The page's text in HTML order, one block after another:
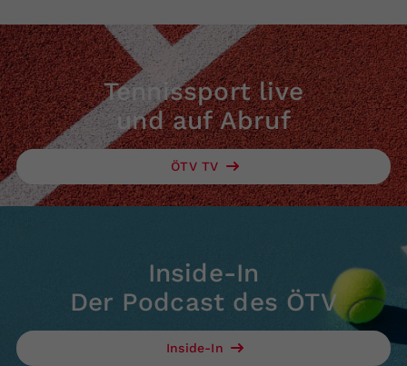
Tennissport live
und auf Abruf
ÖTV TV
Inside-In
Der Podcast des ÖTV
Inside-In